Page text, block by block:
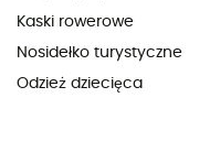
Kaski rowerowe
Nosidełko turystyczne
Odzież dziecięca